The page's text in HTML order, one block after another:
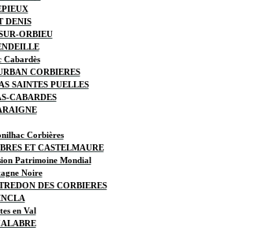
DENIS
ORBIEU
Cabardès
CORBIERES
SAINTES PUELLES
CABARDES
Corbières
ET CASTELMAURE
Patrimoine Mondial
Noire
DES CORBIERES
en Val